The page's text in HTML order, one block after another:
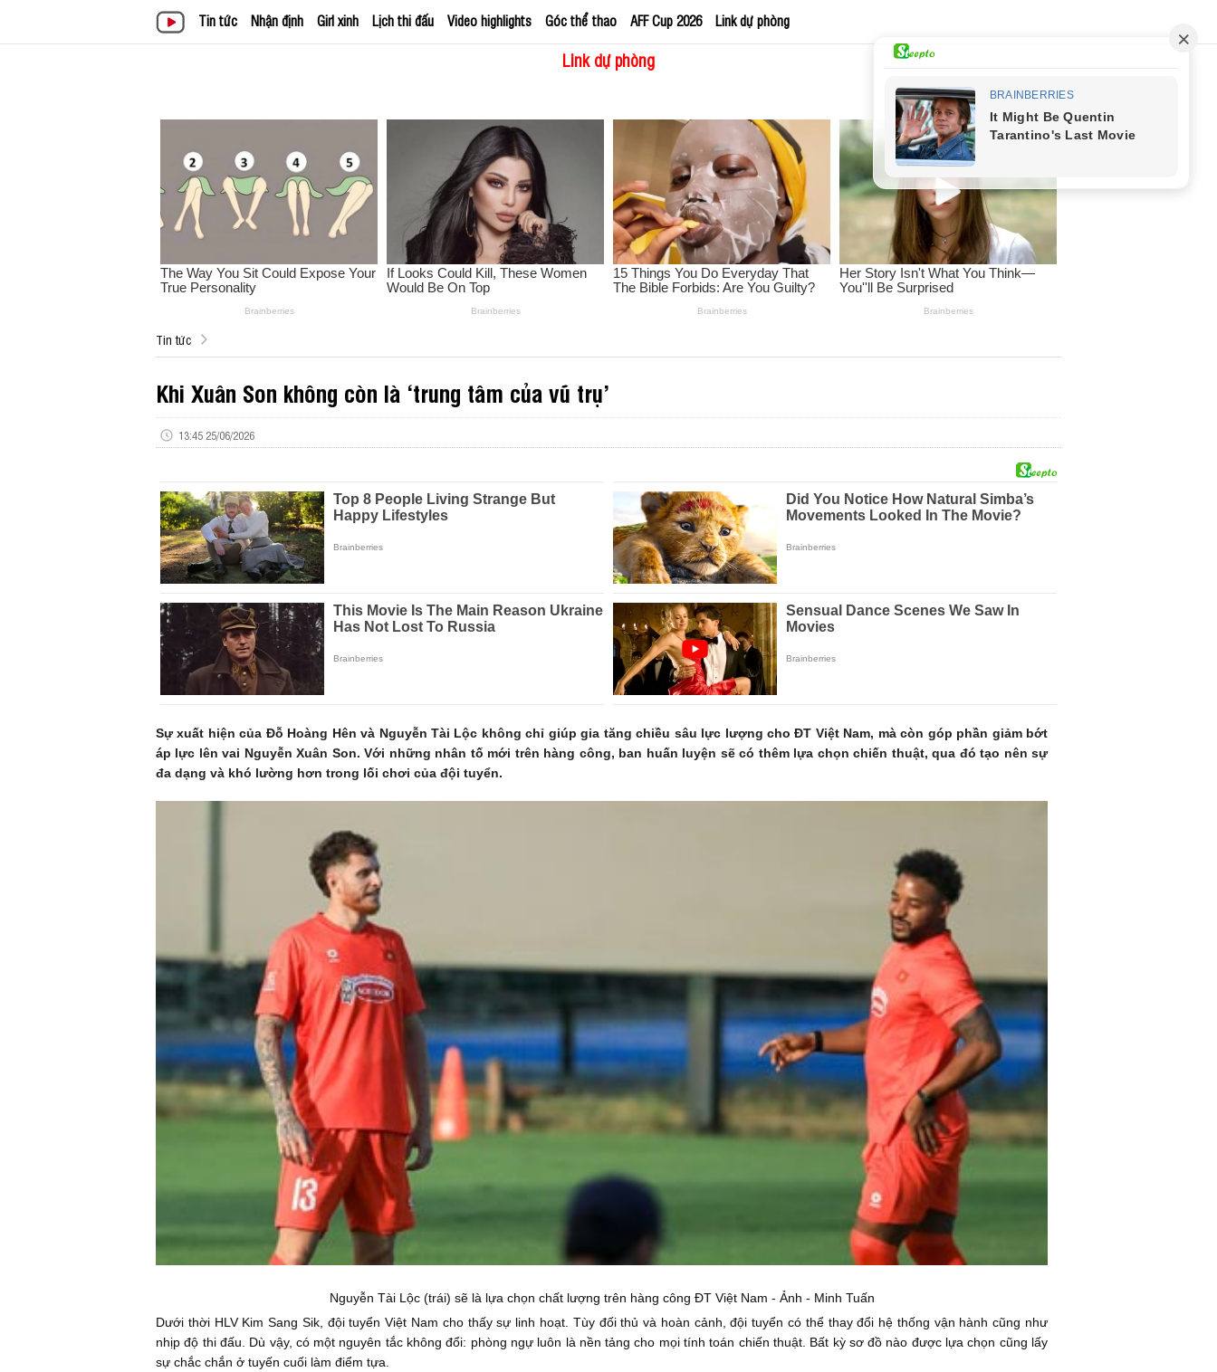
Tin tức Nhận định Girl xinh Lịch thi đấu Video highlights Góc thể thao AFF Cup 2026 Link dự phòng
Link dự phòng
Tin tức
Khi Xuân Son không còn là ‘trung tâm của vũ trụ’
13:45 25/06/2026
Sự xuất hiện của Đỗ Hoàng Hên và Nguyễn Tài Lộc không chỉ giúp gia tăng chiều sâu lực lượng cho ĐT Việt Nam, mà còn góp phần giảm bớt
áp lực lên vai Nguyễn Xuân Son. Với những nhân tố mới trên hàng công, ban huấn luyện sẽ có thêm lựa chọn chiến thuật, qua đó tạo nên sự
đa dạng và khó lường hơn trong lối chơi của đội tuyển.
Nguyễn Tài Lộc (trái) sẽ là lựa chọn chất lượng trên hàng công ĐT Việt Nam - Ảnh - Minh Tuấn
Dưới thời HLV Kim Sang Sik, đội tuyển Việt Nam cho thấy sự linh hoạt. Tùy đối thủ và hoàn cảnh, đội tuyển có thể thay đổi hệ thống vận hành cũng như
nhịp độ thi đấu. Dù vậy, có một nguyên tắc không đổi: phòng ngự luôn là nền tảng cho mọi tính toán chiến thuật. Bất kỳ sơ đồ nào được lựa chọn cũng lấy
sự chắc chắn ở tuyến cuối làm điểm tựa.